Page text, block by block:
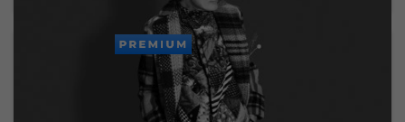
PREMIUM